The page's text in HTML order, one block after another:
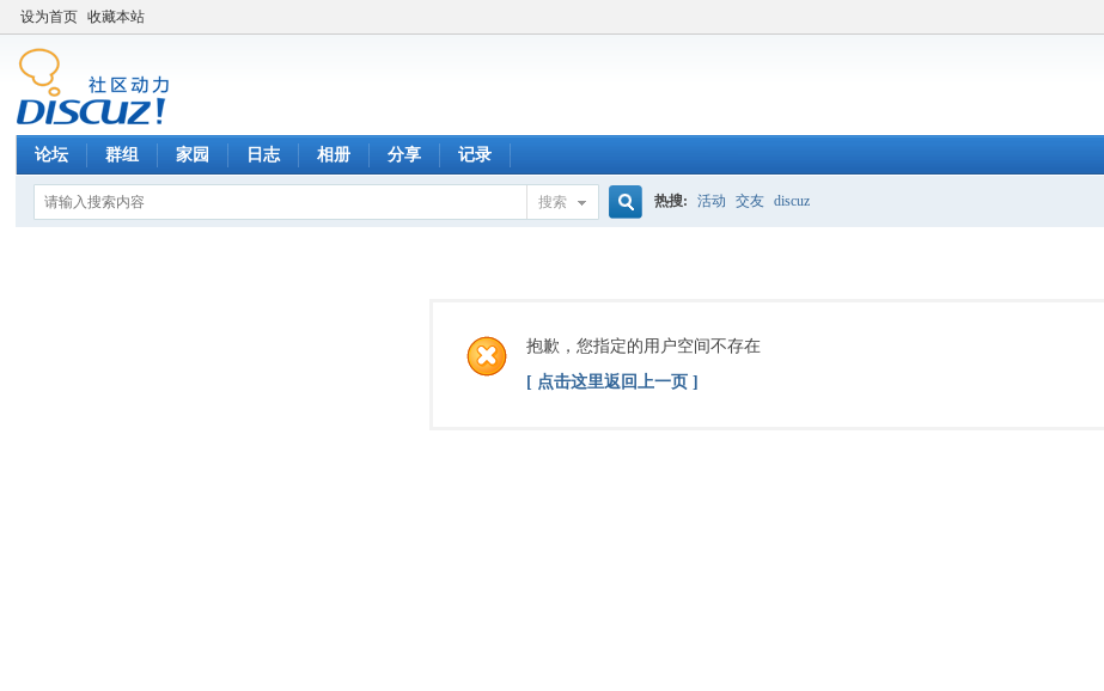
设为首页 收藏本站
论坛 群组 家园 日志 相册 分享 记录
搜索
索
热搜: 活动 交友 discuz
抱歉，您指定的用户空间不存在
[ 点击这里返回上一页 ]